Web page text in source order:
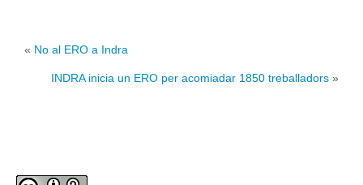
Conveni Col·lectiu d’Assegurances 2016-2019
« No al ERO a Indra
INDRA inicia un ERO per acomiadar 1850 treballadors »